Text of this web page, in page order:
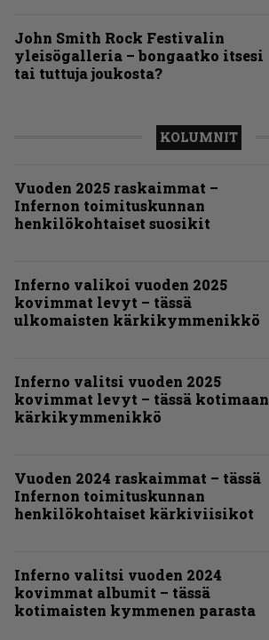
John Smith Rock Festivalin
yleisögalleria – bongaatko itsesi
tai tuttuja joukosta?
KOLUMNIT
Vuoden 2025 raskaimmat –
Infernon toimituskunnan
henkilökohtaiset suosikit
Inferno valikoi vuoden 2025
kovimmat levyt – tässä
ulkomaisten kärkikymmenikkö
Inferno valitsi vuoden 2025
kovimmat levyt – tässä kotimaan
kärkikymmenikkö
Vuoden 2024 raskaimmat – tässä
Infernon toimituskunnan
henkilökohtaiset kärkiviisikot
Inferno valitsi vuoden 2024
kovimmat albumit – tässä
kotimaisten kymmenen parasta